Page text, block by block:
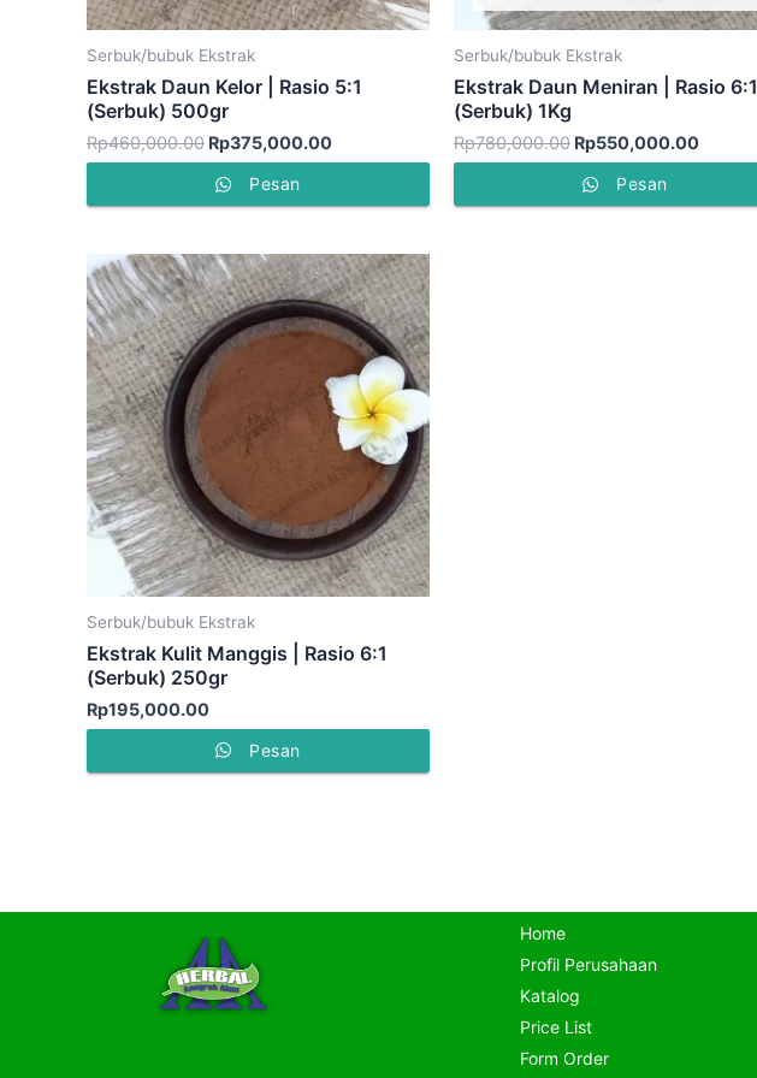
Serbuk/bubuk Ekstrak
Ekstrak Daun Kelor | Rasio 5:1
(Serbuk) 500gr
Rp460,000.00 Rp375,000.00
Pesan
Serbuk/bubuk Ekstrak
Ekstrak Daun Meniran | Rasio 6:1
(Serbuk) 1Kg
Rp780,000.00 Rp550,000.00
Pesan
Serbuk/bubuk Ekstrak
Ekstrak Kulit Manggis | Rasio 6:1
(Serbuk) 250gr
Rp195,000.00
Pesan
Home
Profil Perusahaan
Katalog
Price List
Form Order